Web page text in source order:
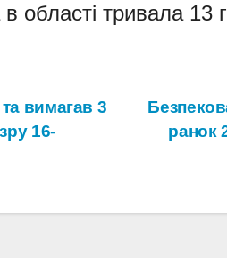
області тривала 13
ранок
вимагав 3
16-